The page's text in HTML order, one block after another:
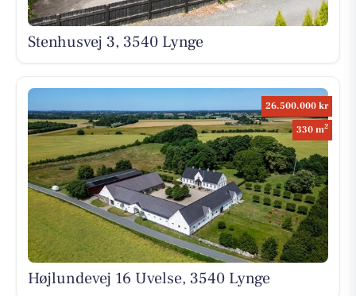
Stenhusvej 3, 3540 Lynge
26.500.000 kr
330 m2
Højlundevej 16 Uvelse, 3540 Lynge